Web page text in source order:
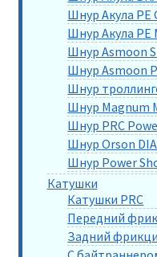
Шнур Акула PE
Шнур Акула
Шнур Asmoon
Шнур Asmoon
Шнур
Шнур Magnum
Шнур PRC
Шнур Orson
Шнур Power
Катушки
Катушки PRC
Передний
Задний